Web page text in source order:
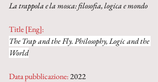
La trappola e la mosca: filosofia, logica e mondo
Title [Eng]:
The Trap and the Fly. Philosophy, Logic and the
World
Data pubblicazione: 2022